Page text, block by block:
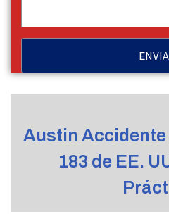
Austin
183 de EE.